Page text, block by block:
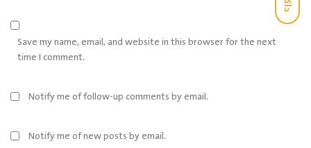
Save my name, email, and website in this browser for the next
time I comment.
Notify me of follow-up comments by email.
Notify me of new posts by email.